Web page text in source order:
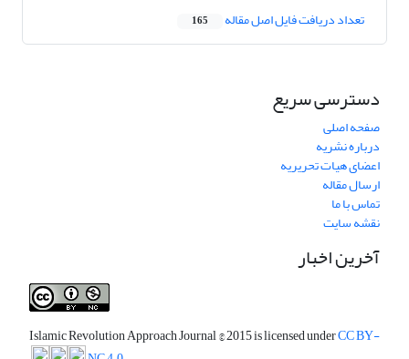
تعداد دریافت فایل اصل مقاله 165
دسترسی سریع
صفحه اصلی
درباره نشریه
اعضای هیات تحریریه
ارسال مقاله
تماس با ما
نقشه سایت
آخرین اخبار
Islamic Revolution Approach Journal© 2015 is licensed underCC BY-